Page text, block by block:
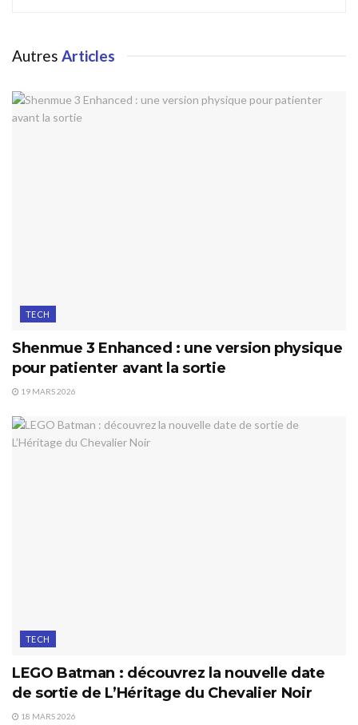
Autres Articles
TECH
Shenmue 3 Enhanced : une version physique
pour patienter avant la sortie
19 MARS 2026
TECH
LEGO Batman : découvrez la nouvelle date
de sortie de L’Héritage du Chevalier Noir
18 MARS 2026